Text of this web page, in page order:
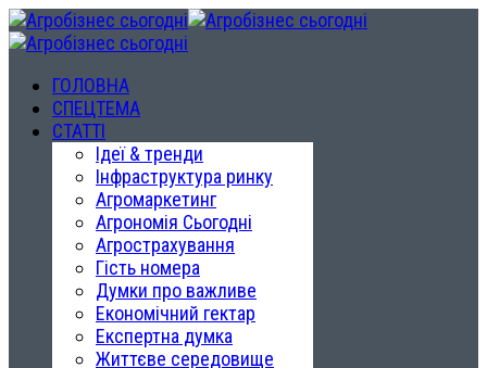
ГОЛОВНА
СПЕЦТЕМА
СТАТТІ
Ідеї & тренди
Інфраструктура ринку
Агромаркетинг
Агрономія Сьогодні
Агрострахування
Гість номера
Думки про важливе
Економічний гектар
Експертна думка
Життєве середовище